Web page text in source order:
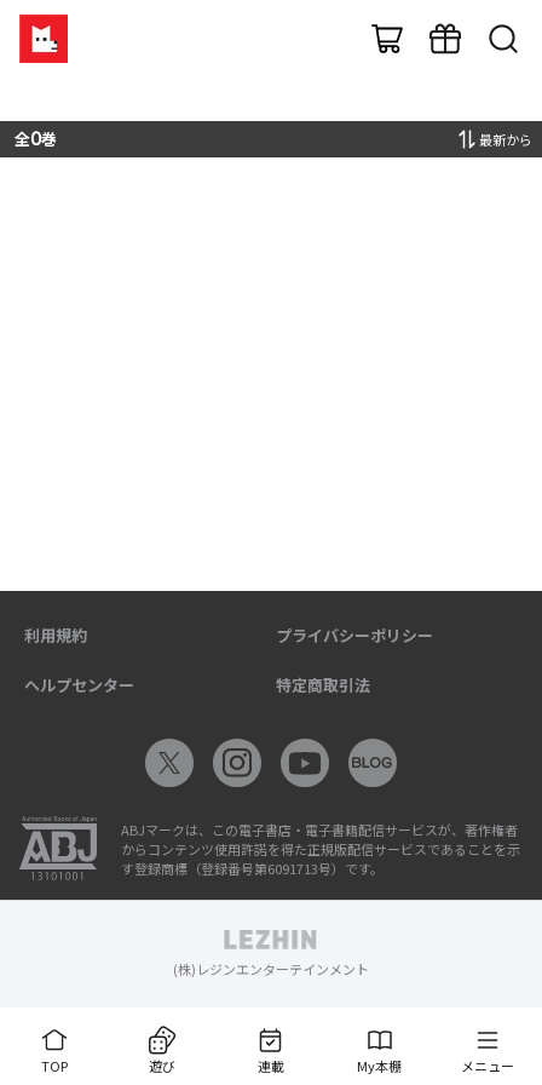
全0巻 最新から
TOP 遊び 連載 My本棚 メニュー
利用規約 プライバシーポリシー
ヘルプセンター 特定商取引法
ABJマークは、この電子書店・電子書籍配信サービスが、著作権者
からコンテンツ使用許諾を得た正規版配信サービスであることを示
す登録商標（登録番号第6091713号）です。
(株)レジンエンターテインメント